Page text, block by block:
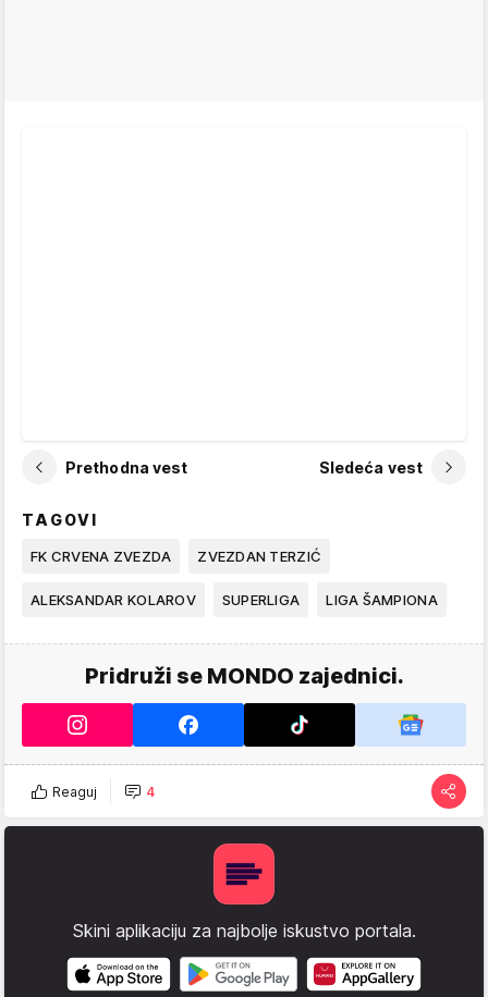
Prethodna vest Sledeća vest
TAGOVI
FK CRVENA ZVEZDA ZVEZDAN TERZIĆ
ALEKSANDAR KOLAROV SUPERLIGA LIGA ŠAMPIONA
Pridruži se MONDO zajednici.
Reaguj 4
Skini aplikaciju za najbolje iskustvo portala.